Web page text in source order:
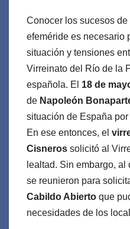
Conocer los sucesos
efeméride es necesario
situación y tensiones
Virreinato del Río de la
española. El 18 de
de Napoleón
situación de España
En ese entonces, el
Cisneros solicitó al
lealtad. Sin embargo,
se reunieron para
Cabildo Abierto que
necesidades de los